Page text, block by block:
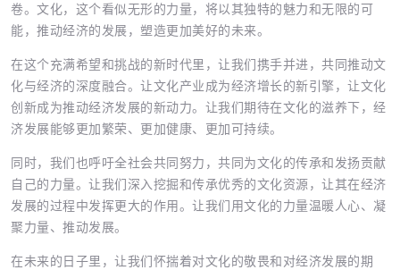
卷。文化，这个看似无形的力量，将以其独特的魅力和无限的可
能，推动经济的发展，塑造更加美好的未来。
在这个充满希望和挑战的新时代里，让我们携手并进，共同推动文
化与经济的深度融合。让文化产业成为经济增长的新引擎，让文化
创新成为推动经济发展的新动力。让我们期待在文化的滋养下，经
济发展能够更加繁荣、更加健康、更加可持续。
同时，我们也呼吁全社会共同努力，共同为文化的传承和发扬贡献
自己的力量。让我们深入挖掘和传承优秀的文化资源，让其在经济
发展的过程中发挥更大的作用。让我们用文化的力量温暖人心、凝
聚力量、推动发展。
在未来的日子里，让我们怀揣着对文化的敬畏和对经济发展的期